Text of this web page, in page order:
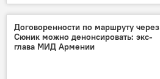
В мире
Договоренности по маршруту через
Сюник можно денонсировать: экс-
глава МИД Армении